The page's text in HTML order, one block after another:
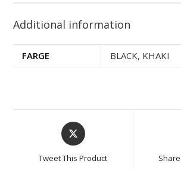
Additional information
FARGE BLACK, KHAKI
Tweet This Product